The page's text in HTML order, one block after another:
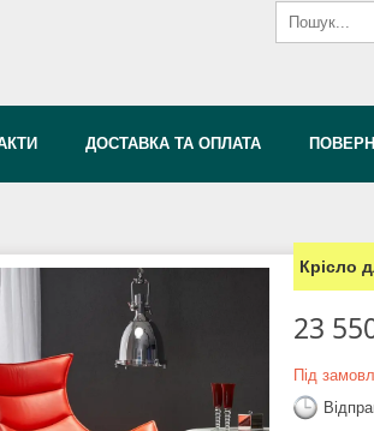
ДОСТАВКА ТА ОПЛАТА
Крісло
23
Під